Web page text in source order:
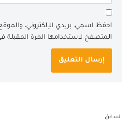
احفظ اسمي، بريدي الإلكتروني،
المتصفح لاستخدامها المرة المقبلة
السابق